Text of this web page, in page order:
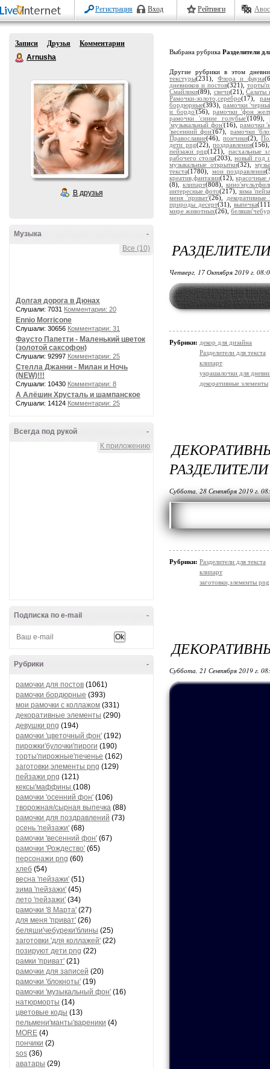
Регистрация Вход Рейтинги
Записи Друзья
Комментарии
Arnusha
В друзья
-
Музыка
Все (10)
Долгая дорога в Дюнах
Слушали: 7031 Комментарии: 20
Ennio Morricone
Слушали: 30656 Комментарии: 31
Фаусто Папетти - Маленький цветок
(золотой саксофон)
Слушали: 92997 Комментарии: 25
Стелла Джанни - Милан и Ночь
(NEW)!!!
Слушали: 10430 Комментарии: 8
А Алёшин Хрусталь и шампанское
Слушали: 14124 Комментарии: 25
-
Всегда под рукой
К приложению
-
Подписка по e-mail
-
Рубрики
рамочки для постов (1061)
рамочки бордюрные (393)
мои рамочки с коллажом (331)
декоративные элементы (290)
девушки png (194)
рамочки 'цветочный фон' (192)
пирожки'булочки'пироги (190)
торты'пирожные'печенье (162)
заготовки,элементы png (129)
пейзажи png (121)
кексы'маффины (108)
рамочки 'осенний фон' (106)
творожная/сырная выпечка (88)
рамочки для поздравлений (73)
осень 'пейзажи' (68)
рамочки 'весенний фон' (67)
рамочки 'Рождество' (65)
персонажи png (60)
хлеб (54)
весна 'пейзажи' (51)
зима 'пейзажи' (45)
лето 'пейзажи' (34)
рамочки '8 Марта' (27)
для меня 'приват' (26)
беляши'чебуреки'блины (25)
заготовки 'для коллажей' (22)
позируют дети png (22)
рамки 'приват' (21)
рамочки для записей (20)
рамочки 'блокноты' (19)
рамочки 'музыкальный фон' (16)
натюрморты (14)
цветовые коды (13)
пельмени'манты'вареники (4)
MORE (4)
пончики (2)
sos (36)
аватары (29)
Выбрана рубрика Разделители
Другие рубрики в этом
текстуры(231), Флора и фауна
дневников и постов(321),
Смайлики(89), свечи(21),Салаты
Рамочки-золото,серебро(17),
бордюрные(393), рамочки
и бордо'(56),рамочки 'фон
рамочки 'синие голубые'(109),
'музыкальный фон'(16), рамочки
'весенний фон'(67), рамочки
Православие(46),пончики(2),
дети png(22),поздравления
пейзажи png(121), пасхальные
рабочего стола(203),новый год
музыкальные открытки(32),
текста(1780), мои поздравления
креатив,фантазии(12),красочные
(8), клипарт(808),
интересные фото(217),зима
меня 'приват'(26),
декоративные
природы десерт(31),выпечка
мире животных(26),
Четверг, 17 Октября 2019 г.
Рубрики: декор для дизайна
Разделители для текста
клипарт
украшалочки для
декоративные элементы
РАЗДЕЛИТЕЛИ
Суббота, 28 Сентября 2019 г.
Рубрики: Разделители для текста
клипарт
заготовки,элементы png
Суббота, 21 Сентября 2019 г.